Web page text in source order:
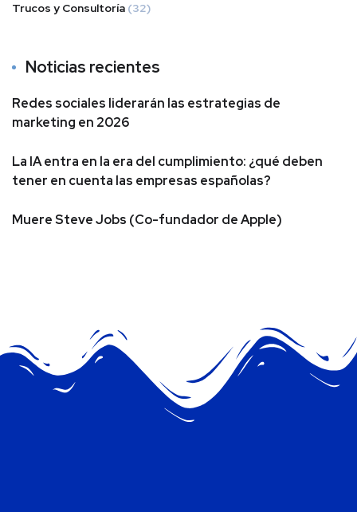
Trucos y Consultoría (32)
Noticias recientes
Redes sociales liderarán las estrategias de
marketing en 2026
La IA entra en la era del cumplimiento: ¿qué deben
tener en cuenta las empresas españolas?
Muere Steve Jobs (Co-fundador de Apple)